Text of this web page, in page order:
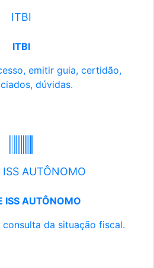
ITBI
ITBI
emitir guia, certidão,
dúvidas.
ISS AUTÔNOMO
ISS AUTÔNOMO
consulta da situação fiscal.